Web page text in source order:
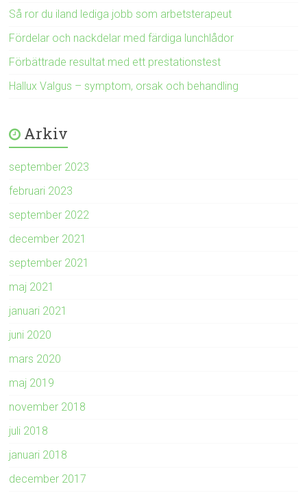
Så ror du iland lediga jobb som arbetsterapeut
Fördelar och nackdelar med färdiga lunchlådor
Förbättrade resultat med ett prestationstest
Hallux Valgus – symptom, orsak och behandling
Arkiv
september 2023
februari 2023
september 2022
december 2021
september 2021
maj 2021
januari 2021
juni 2020
mars 2020
maj 2019
november 2018
juli 2018
januari 2018
december 2017